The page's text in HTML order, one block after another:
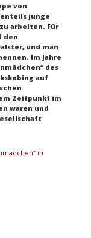
von
junge
arbeiten. Für
den
und man
Im Jahre
des
auf
Zeitpunkt im
waren und